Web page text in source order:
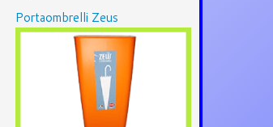
Portaombrelli Zeus